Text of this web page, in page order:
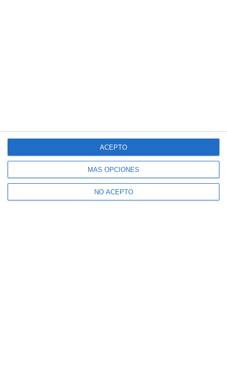
MÁS OPCIONES
NO ACEPTO
ACEPTO